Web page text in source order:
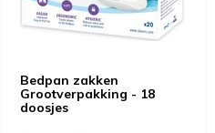
Bedpan zakken
Grootverpakking - 18
doosjes